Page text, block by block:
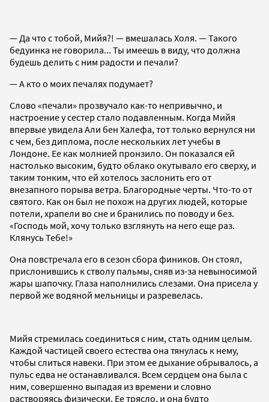
— Да что с тобой, Мийя?! — вмешалась Холя. — Такого
бедуинка не говорила... Ты имеешь в виду, что должна
будешь делить с ним радости и печали?
— А кто о моих печалях подумает?
Слово «печали» прозвучало как-то непривычно, и
настроение у сестер стало подавленным. Когда Мийя
впервые увидела Али бен Халефа, тот только вернулся ни
с чем, без диплома, после нескольких лет учебы в
Лондоне. Ее как молнией пронзило. Он показался ей
настолько высоким, будто облако окутывало его сверху, и
таким тонким, что ей хотелось заслонить его от
внезапного порыва ветра. Благородные черты. Что-то от
святого. Как он был не похож на других людей, которые
потели, храпели во сне и бранились по поводу и без.
«Господь мой, хочу только взглянуть на него еще раз.
Клянусь Тебе!»
Она повстречала его в сезон сбора фиников. Он стоял,
прислонившись к стволу пальмы, сняв из-за невыносимой
жары шапочку. Глаза наполнились слезами. Она присела у
первой же водяной мельницы и разревелась.
Мийя стремилась соединиться с ним, стать одним целым.
Каждой частицей своего естества она тянулась к нему,
чтобы слиться навеки. При этом ее дыхание обрывалось, а
пульс едва не останавливался. Всем сердцем она была с
ним, совершенно выпадая из времени и словно
растворяясь физически. Ее трясло, и она будто